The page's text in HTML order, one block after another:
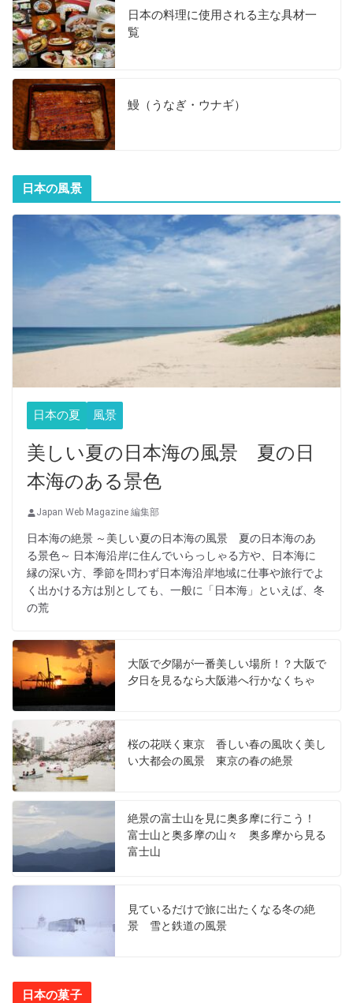
日本の料理に使用される主な具材一
覧
鰻（うなぎ・ウナギ）
日本の風景
日本の夏 風景
美しい夏の日本海の風景 夏の日
本海のある景色
Japan Web Magazine 編集部
日本海の絶景 ～美しい夏の日本海の風景 夏の日本海のあ
る景色～ 日本海沿岸に住んでいらっしゃる方や、日本海に
縁の深い方、季節を問わず日本海沿岸地域に仕事や旅行でよ
く出かける方は別としても、一般に「日本海」といえば、冬
の荒
大阪で夕陽が一番美しい場所！？大阪で
夕日を見るなら大阪港へ行かなくちゃ
桜の花咲く東京 香しい春の風吹く美し
い大都会の風景 東京の春の絶景
絶景の富士山を見に奥多摩に行こう！
富士山と奥多摩の山々 奥多摩から見る
富士山
見ているだけで旅に出たくなる冬の絶
景 雪と鉄道の風景
日本の菓子